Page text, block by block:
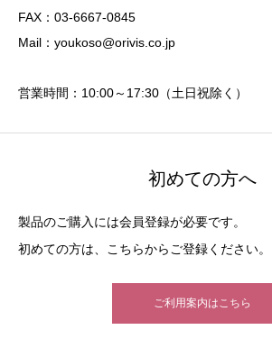
FAX：03-6667-0845
Mail：youkoso@orivis.co.jp
営業時間：10:00～17:30（土日祝除く）
初めての方へ
製品のご購入には会員登録が必要です。
初めての方は、こちらからご登録ください。
ご利用案内はこちら